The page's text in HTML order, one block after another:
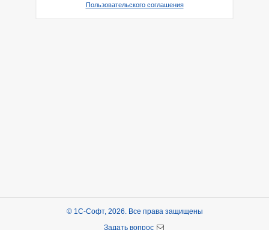
Пользовательского соглашения
© 1С-Софт, 2026. Все права защищены
Задать вопрос